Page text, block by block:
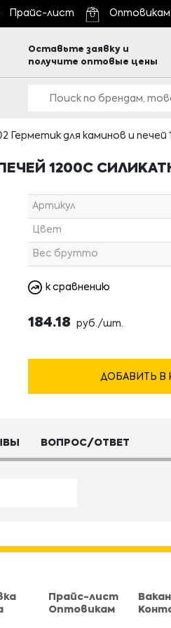
Прайс-лист Оптовикам
Оставьте заявку и
получите оптовые цены
Герметик для каминов и
1200С
Артикул
Цвет
Вес брутто
к сравнению
184.18 руб./шт.
ДОБАВИТЬ В
ВОПРОС/ОТВЕТ
Прайс-лист
Оптовикам